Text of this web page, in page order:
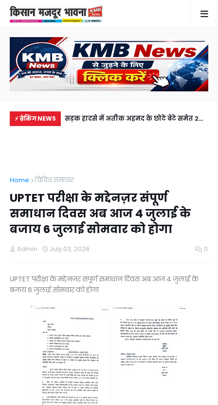
⚡ ब्रेकिंग NEWS
में से नहीं पहुंची एक
सड़क हादसे में अतीक अहमद के छोटे बेटे समेत 2
Home विविध समाचार
UPTET परीक्षा के मद्देनज़र संपूर्ण
समाधान दिवस अब आज 4 जुलाई के
बजाय 6 जुलाई सोमवार को होगा
Admin July 03, 2026 0
UPTET परीक्षा के मद्देनज़र संपूर्ण समाधान दिवस अब आज 4 जुलाई के
बजाय 6 जुलाई सोमवार को होगा